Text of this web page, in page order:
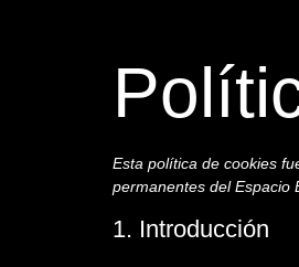
Esta política de cookies
permanentes del Espacio
1. Introducción